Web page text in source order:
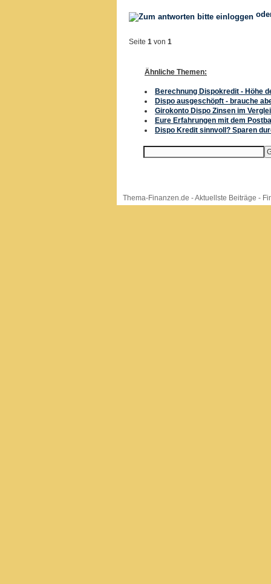
Seite 1 von 1
Ähnliche Themen:
Berechnung Dispokredit - Höhe
Dispo ausgeschöpft - brauche
Girokonto Dispo Zinsen im
Eure Erfahrungen mit dem
Dispo Kredit sinnvoll? Sparen
Thema-Finanzen.de -Aktuellste Beiträge -